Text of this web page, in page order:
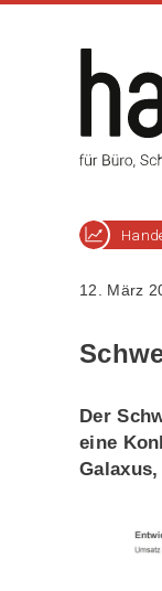
12. März
Der
eine